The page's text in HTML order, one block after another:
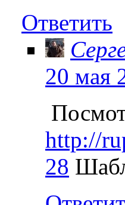
Ответить
20 мая
http://
28